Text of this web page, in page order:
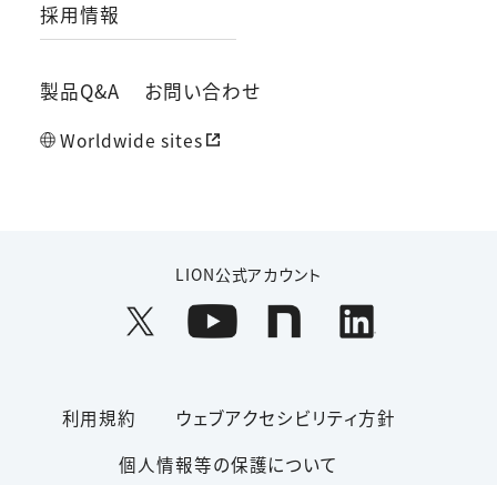
採用情報
製品Q&A お問い合わせ
Worldwide sites
LION公式アカウント
利用規約
ウェブアクセシビリティ方針
個人情報等の保護について